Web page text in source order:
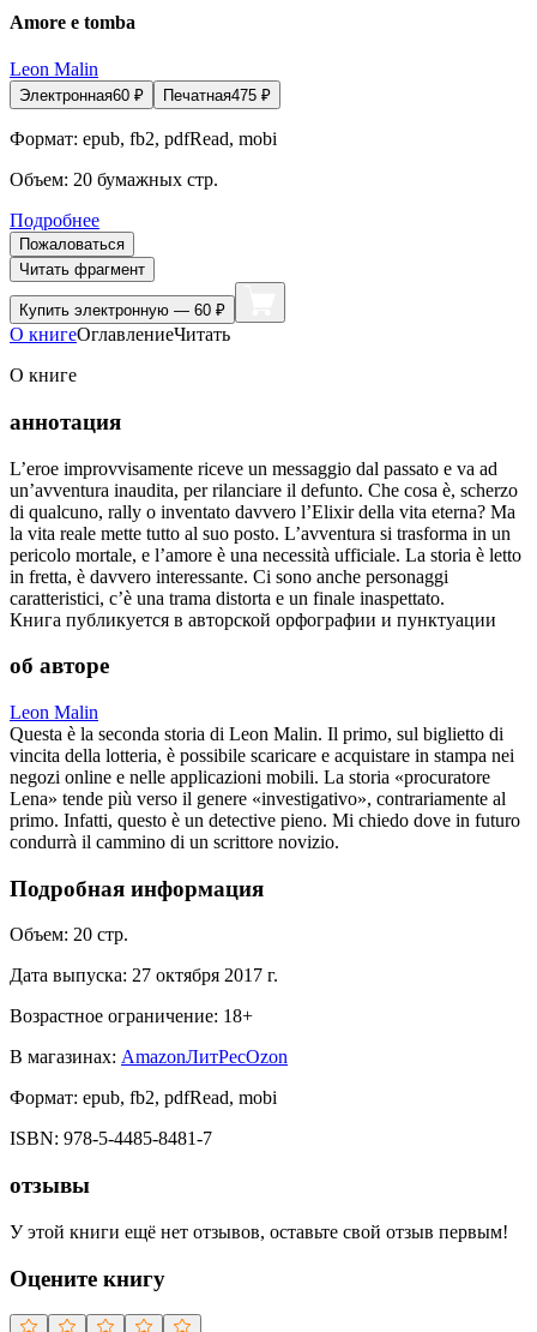
Amore e tomba
Leon Malin
Электронная60 ₽ Печатная475 ₽
Формат: epub, fb2, pdfRead, mobi
Объем: 20 бумажных стр.
Подробнее
Пожаловаться
Читать фрагмент
Купить электронную — 60 ₽
О книгеОглавлениеЧитать
О книге
аннотация
L’eroe improvvisamente riceve un messaggio dal passato e va ad
un’avventura inaudita, per rilanciare il defunto. Che cosa è, scherzo
di qualcuno, rally o inventato davvero l’Elixir della vita eterna? Ma
la vita reale mette tutto al suo posto. L’avventura si trasforma in un
pericolo mortale, e l’amore è una necessità ufficiale. La storia è letto
in fretta, è davvero interessante. Ci sono anche personaggi
caratteristici, c’è una trama distorta e un finale inaspettato.
Книга публикуется в авторской орфографии и пунктуации
об авторе
Leon Malin
Questa è la seconda storia di Leon Malin. Il primo, sul biglietto di
vincita della lotteria, è possibile scaricare e acquistare in stampa nei
negozi online e nelle applicazioni mobili. La storia «procuratore
Lena» tende più verso il genere «investigativo», contrariamente al
primo. Infatti, questo è un detective pieno. Mi chiedo dove in futuro
condurrà il cammino di un scrittore novizio.
Подробная информация
Объем: 20 стр.
Дата выпуска: 27 октября 2017 г.
Возрастное ограничение: 18+
В магазинах: AmazonЛитРесOzon
Формат: epub, fb2, pdfRead, mobi
ISBN: 978-5-4485-8481-7
отзывы
У этой книги ещё нет отзывов, оставьте свой отзыв первым!
Оцените книгу